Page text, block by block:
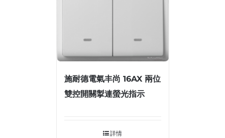
施耐德電氣丰尚 16AX 兩位
雙控開關掣連螢光指示
詳情